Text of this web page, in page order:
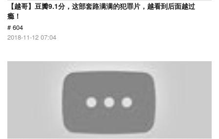
【越哥】豆瓣9.1分，这部套路满满的犯罪片，越看到后面越过
瘾！
# 604
2018-11-12 07:04